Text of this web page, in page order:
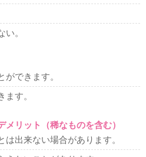
。
できます。
す。
リット（稀なものを含む）
出来ない場合があります。